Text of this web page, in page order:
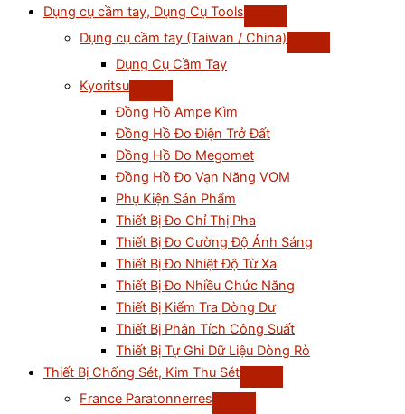
Dụng cụ cầm tay, Dụng Cụ Tools
Dụng cụ cầm tay (Taiwan / China)
Dụng Cụ Cầm Tay
Kyoritsu
Đồng Hồ Ampe Kìm
Đồng Hồ Đo Điện Trở Đất
Đồng Hồ Đo Megomet
Đồng Hồ Đo Vạn Năng VOM
Phụ Kiện Sản Phẩm
Thiết Bị Đo Chỉ Thị Pha
Thiết Bị Đo Cường Độ Ánh Sáng
Thiết Bị Đo Nhiệt Độ Từ Xa
Thiết Bị Đo Nhiều Chức Năng
Thiết Bị Kiểm Tra Dòng Dư
Thiết Bị Phân Tích Công Suất
Thiết Bị Tự Ghi Dữ Liệu Dòng Rò
Thiết Bị Chống Sét, Kim Thu Sét
France Paratonnerres